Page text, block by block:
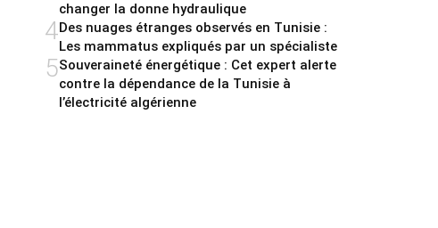
changer la donne hydraulique
4Des nuages étranges observés en Tunisie :
Les mammatus expliqués par un spécialiste
5Souveraineté énergétique : Cet expert alerte
contre la dépendance de la Tunisie à
l’électricité algérienne